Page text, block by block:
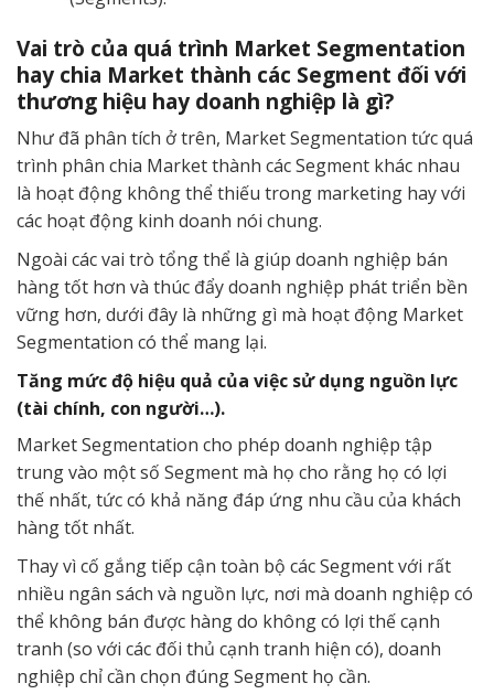
Vai trò của quá trình Market Segmentation
hay chia Market thành các Segment đối với
thương hiệu hay doanh nghiệp là gì?
Như đã phân tích ở trên, Market Segmentation tức quá
trình phân chia Market thành các Segment khác nhau
là hoạt động không thể thiếu trong marketing hay với
các hoạt động kinh doanh nói chung.
Ngoài các vai trò tổng thể là giúp doanh nghiệp bán
hàng tốt hơn và thúc đẩy doanh nghiệp phát triển bền
vững hơn, dưới đây là những gì mà hoạt động Market
Segmentation có thể mang lại.
Tăng mức độ hiệu quả của việc sử dụng nguồn lực
(tài chính, con người…).
Market Segmentation cho phép doanh nghiệp tập
trung vào một số Segment mà họ cho rằng họ có lợi
thế nhất, tức có khả năng đáp ứng nhu cầu của khách
hàng tốt nhất.
Thay vì cố gắng tiếp cận toàn bộ các Segment với rất
nhiều ngân sách và nguồn lực, nơi mà doanh nghiệp có
thể không bán được hàng do không có lợi thế cạnh
tranh (so với các đối thủ cạnh tranh hiện có), doanh
nghiệp chỉ cần chọn đúng Segment họ cần.